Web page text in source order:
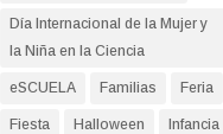
Día Internacional de la Mujer y
la Niña en la Ciencia
eSCUELA Familias Feria
Fiesta Halloween Infancia